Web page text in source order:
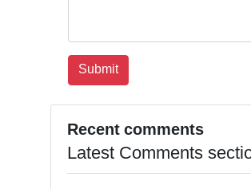
Recent comments
Latest Comments